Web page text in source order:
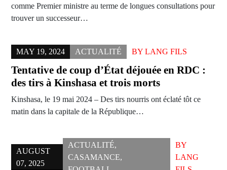
comme Premier ministre au terme de longues consultations pour
trouver un successeur…
MAY 19, 2024 ACTUALITÉ BY LANG FILS
Tentative de coup d’État déjouée en RDC :
des tirs à Kinshasa et trois morts
Kinshasa, le 19 mai 2024 – Des tirs nourris ont éclaté tôt ce
matin dans la capitale de la République…
AUGUST
07, 2025
ACTUALITÉ,
CASAMANCE,
BY
LANG